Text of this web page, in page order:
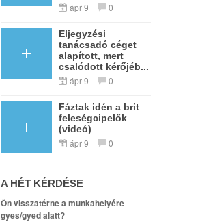
ápr 9 0
Eljegyzési
tanácsadó céget
alapított, mert
csalódott kérőjéb...
ápr 9 0
Fáztak idén a brit
feleségcipelők
(videó)
ápr 9 0
A HÉT KÉRDÉSE
Ön visszatérne a munkahelyére
gyes/gyed alatt?